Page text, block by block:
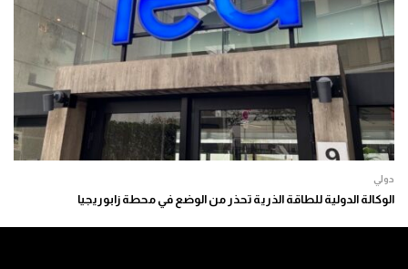
دولي
الوكالة الدولية للطاقة الذرية تحذر من الوضع في محطة زابوريجيا